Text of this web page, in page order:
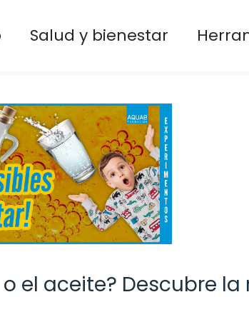
Salud y bienestar
el aceite? Descubre